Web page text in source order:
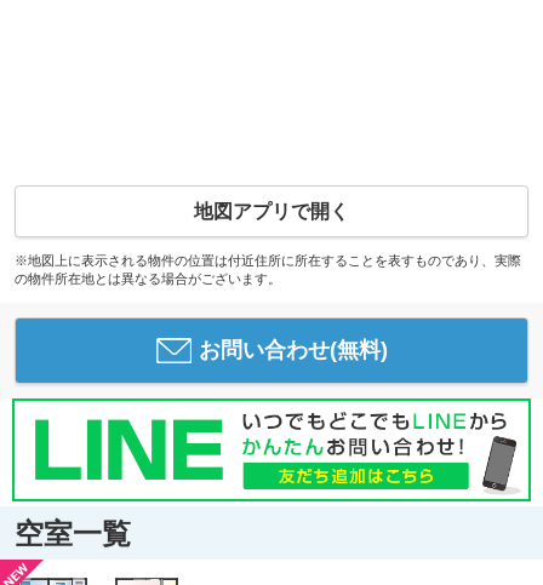
地図アプリで開く
※地図上に表示される物件の位置は付近住所に所在することを表すものであり、実際
の物件所在地とは異なる場合がございます。
お問い合わせ(無料)
空室一覧